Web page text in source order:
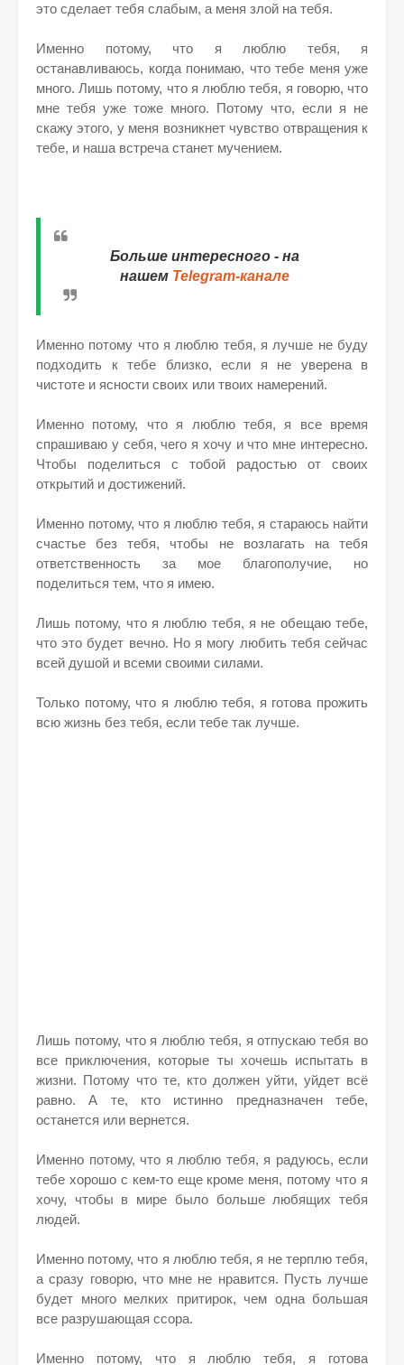
это сделает тебя слабым, а меня злой на тебя.
Именно потому, что я люблю тебя, я
останавливаюсь, когда понимаю, что тебе меня уже
много. Лишь потому, что я люблю тебя, я говорю, что
мне тебя уже тоже много. Потому что, если я не
скажу этого, у меня возникнет чувство отвращения к
тебе, и наша встреча станет мучением.
Больше интересного - на
нашем Telegram-канале
Именно потому что я люблю тебя, я лучше не буду
подходить к тебе близко, если я не уверена в
чистоте и ясности своих или твоих намерений.
Именно потому, что я люблю тебя, я все время
спрашиваю у себя, чего я хочу и что мне интересно.
Чтобы поделиться с тобой радостью от своих
открытий и достижений.
Именно потому, что я люблю тебя, я стараюсь найти
счастье без тебя, чтобы не возлагать на тебя
ответственность за мое благополучие, но
поделиться тем, что я имею.
Лишь потому, что я люблю тебя, я не обещаю тебе,
что это будет вечно. Но я могу любить тебя сейчас
всей душой и всеми своими силами.
Только потому, что я люблю тебя, я готова прожить
всю жизнь без тебя, если тебе так лучше.
Лишь потому, что я люблю тебя, я отпускаю тебя во
все приключения, которые ты хочешь испытать в
жизни. Потому что те, кто должен уйти, уйдет всё
равно. А те, кто истинно предназначен тебе,
останется или вернется.
Именно потому, что я люблю тебя, я радуюсь, если
тебе хорошо с кем-то еще кроме меня, потому что я
хочу, чтобы в мире было больше любящих тебя
людей.
Именно потому, что я люблю тебя, я не терплю тебя,
а сразу говорю, что мне не нравится. Пусть лучше
будет много мелких притирок, чем одна большая
все разрушающая ссора.
Именно потому, что я люблю тебя, я готова